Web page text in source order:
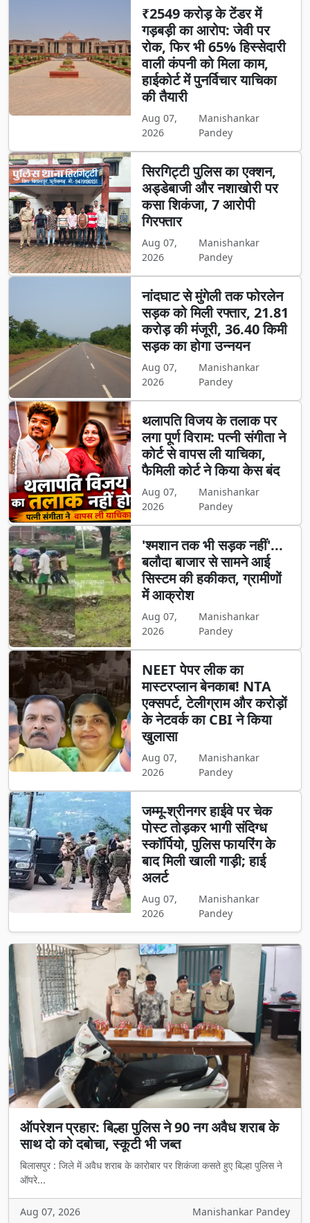
₹2549 करोड़ के टेंडर में
गड़बड़ी का आरोप: जेवी पर
रोक, फिर भी 65% हिस्सेदारी
वाली कंपनी को मिला काम,
हाईकोर्ट में पुनर्विचार याचिका
की तैयारी
Aug 07,
2026
Manishankar
Pandey
सिरगिट्टी पुलिस का एक्शन,
अड्डेबाजी और नशाखोरी पर
कसा शिकंजा, 7 आरोपी
गिरफ्तार
Aug 07,
2026
Manishankar
Pandey
नांदघाट से मुंगेली तक फोरलेन
सड़क को मिली रफ्तार, 21.81
करोड़ की मंजूरी, 36.40 किमी
सड़क का होगा उन्नयन
Aug 07,
2026
Manishankar
Pandey
थलापति विजय के तलाक पर
लगा पूर्ण विराम: पत्नी संगीता ने
कोर्ट से वापस ली याचिका,
फैमिली कोर्ट ने किया केस बंद
Aug 07,
2026
Manishankar
Pandey
'श्मशान तक भी सड़क नहीं'...
बलौदा बाजार से सामने आई
सिस्टम की हकीकत, ग्रामीणों
में आक्रोश
Aug 07,
2026
Manishankar
Pandey
NEET पेपर लीक का
मास्टरप्लान बेनकाब! NTA
एक्सपर्ट, टेलीग्राम और करोड़ों
के नेटवर्क का CBI ने किया
खुलासा
Aug 07,
2026
Manishankar
Pandey
जम्मू-श्रीनगर हाईवे पर चेक
पोस्ट तोड़कर भागी संदिग्ध
स्कॉर्पियो, पुलिस फायरिंग के
बाद मिली खाली गाड़ी; हाई
अलर्ट
Aug 07,
2026
Manishankar
Pandey
ऑपरेशन प्रहार: बिल्हा पुलिस ने 90 नग अवैध शराब के
साथ दो को दबोचा, स्कूटी भी जब्त
बिलासपुर : जिले में अवैध शराब के कारोबार पर शिकंजा कसते हुए बिल्हा पुलिस ने
ऑपरे...
Aug 07, 2026 Manishankar Pandey